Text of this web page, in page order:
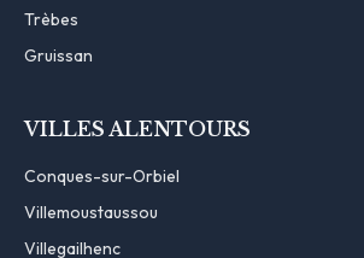
Trèbes
Gruissan
VILLES ALENTOURS
Conques-sur-Orbiel
Villemoustaussou
Villegailhenc